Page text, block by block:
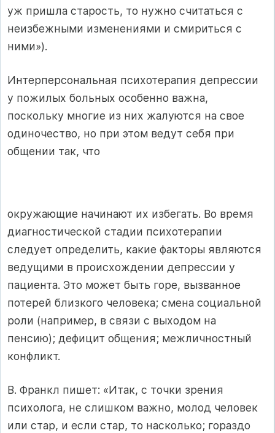
уж пришла старость, то нужно считаться с
неизбежными изменениями и смириться с
ними»).
Интерперсональная психотерапия депрессии
у пожилых больных особенно важна,
поскольку многие из них жалуются на свое
одиночество, но при этом ведут себя при
общении так, что
окружающие начинают их избегать. Во время
диагностической стадии психотерапии
следует определить, какие факторы являются
ведущими в происхождении депрессии у
пациента. Это может быть горе, вызванное
потерей близкого человека; смена социальной
роли (например, в связи с выходом на
пенсию); дефицит общения; межличностный
конфликт.
В. Франкл пишет: «Итак, с точки зрения
психолога, не слишком важно, молод человек
или стар, и если стар, то насколько; гораздо